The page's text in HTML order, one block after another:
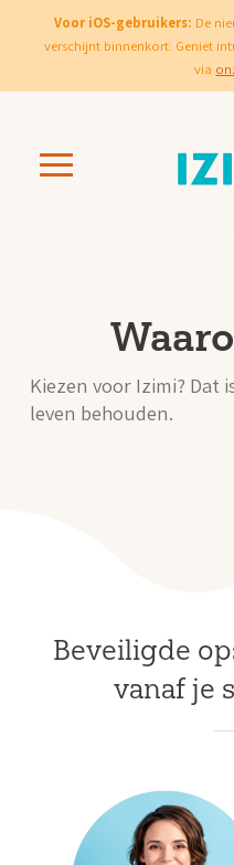
Voor iOS-gebruikers: De
verschijnt binnenkort. Geniet
via
Kiezen voor Izimi? Dat
leven behouden.
Beveiligde
vanaf je